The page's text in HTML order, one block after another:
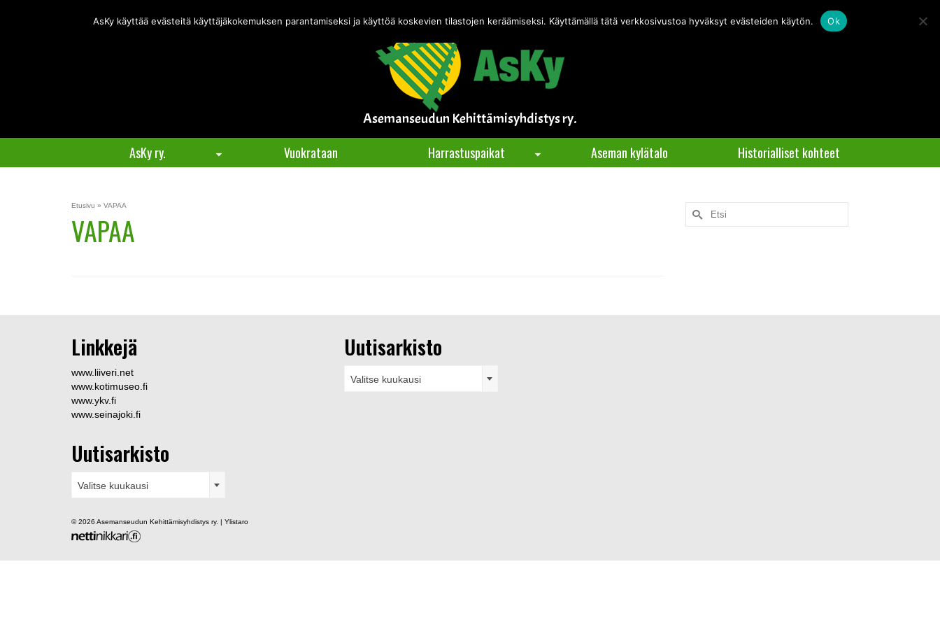
Asemanseudun Kehittämisyhdistys ry.
AsKy ry. Vuokrataan Harrastuspaikat Aseman kylätalo Historialliset kohteet
Etusivu » VAPAA
VAPAA
Search
for:
Linkkejä
www.liiveri.net
www.kotimuseo.fi
www.ykv.fi
www.seinajoki.fi
Uutisarkisto
Valitse kuukausi
Uutisarkisto
Valitse kuukausi
© 2026 Asemanseudun Kehittämisyhdistys ry. | Ylistaro
AsKy käyttää evästeitä käyttäjäkokemuksen parantamiseksi ja käyttöä koskevien tilastojen keräämiseksi. Käyttämällä tätä verkkosivustoa hyväksyt evästeiden käytön. Ok